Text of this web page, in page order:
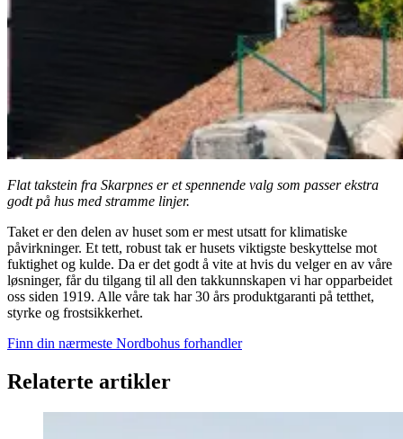
Flat takstein fra Skarpnes er et spennende valg som passer ekstra
godt på hus med stramme linjer.
Taket er den delen av huset som er mest utsatt for klimatiske
påvirkninger. Et tett, robust tak er husets viktigste beskyttelse mot
fuktighet og kulde. Da er det godt å vite at hvis du velger en av våre
løsninger, får du tilgang til all den takkunnskapen vi har opparbeidet
oss siden 1919. Alle våre tak har 30 års produktgaranti på tetthet,
styrke og frostsikkerhet.
Finn din nærmeste Nordbohus forhandler
Relaterte artikler